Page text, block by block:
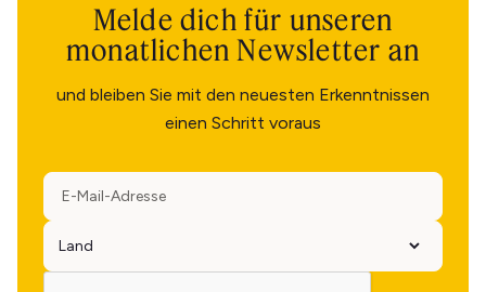
Melde dich für unseren
monatlichen Newsletter an
und bleiben Sie mit den neuesten Erkenntnissen
einen Schritt voraus